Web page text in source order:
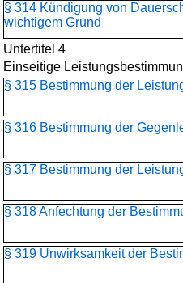
§ 314 Kündigung von
wichtigem Grund
Untertitel 4
Einseitige
§ 315 Bestimmung der
§ 316 Bestimmung der
§ 317 Bestimmung der
§ 318 Anfechtung der
§ 319 Unwirksamkeit der